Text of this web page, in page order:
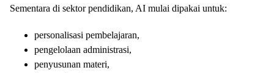
Sementara di sektor pendidikan, AI mulai dipakai untuk:
personalisasi pembelajaran,
pengelolaan administrasi,
penyusunan materi,